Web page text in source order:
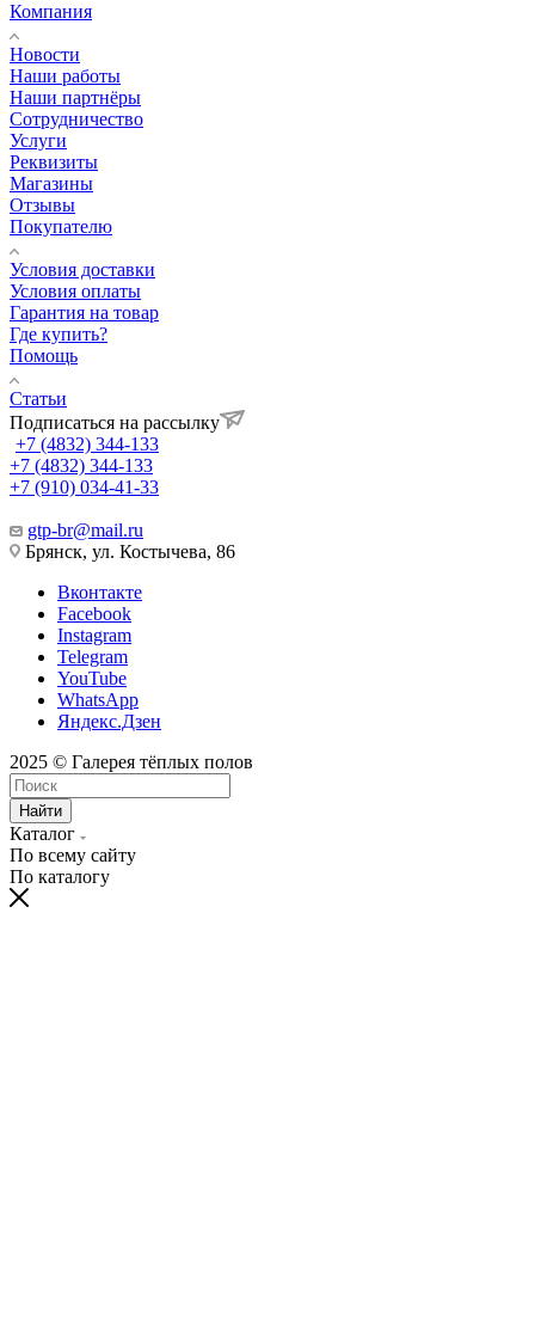
Компания
Новости
Наши работы
Наши партнёры
Сотрудничество
Услуги
Реквизиты
Магазины
Отзывы
Покупателю
Условия доставки
Условия оплаты
Гарантия на товар
Где купить?
Помощь
Статьи
Подписаться на рассылку
+7 (4832) 344-133
+7 (4832) 344-133
+7 (910) 034-41-33
gtp-br@mail.ru
Брянск, ул. Костычева, 86
Вконтакте
Facebook
Instagram
Telegram
YouTube
WhatsApp
Яндекс.Дзен
2025 © Галерея тёплых полов
Найти
Каталог
По всему сайту
По каталогу